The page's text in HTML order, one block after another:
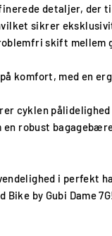
detaljer,
sikrer
skift
komfort, med en
cyklen
robust
i perfekt
by Gubi Dame